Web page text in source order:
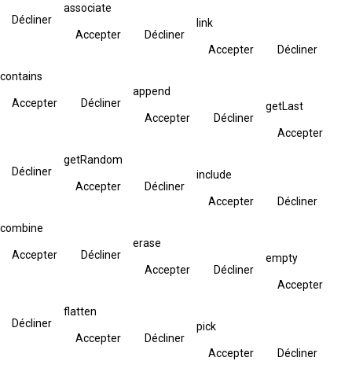
Décliner
associate
Accepter Décliner
link
Accepter Décliner
contains
Accepter Décliner
append
Accepter Décliner
getLast
Accepter
Décliner
getRandom
Accepter Décliner
include
Accepter Décliner
combine
Accepter Décliner
erase
Accepter Décliner
empty
Accepter
Décliner
flatten
Accepter Décliner
pick
Accepter Décliner